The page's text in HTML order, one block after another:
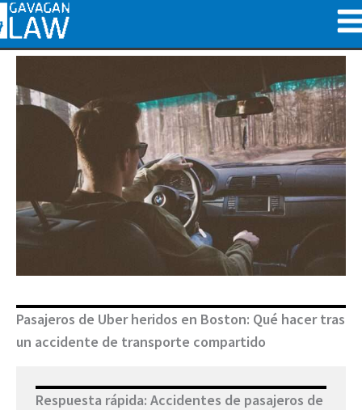
al
contenido
Pasajeros de Uber heridos en Boston: Qué hacer tras
un accidente de transporte compartido
Respuesta rápida: Accidentes de pasajeros de